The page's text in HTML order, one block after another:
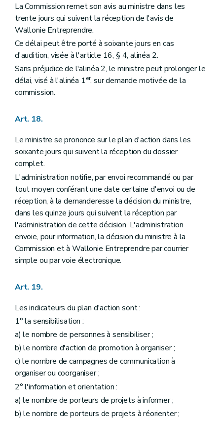
La Commission remet son avis au ministre dans les
trente jours qui suivent la réception de l'avis de
Wallonie Entreprendre.
Ce délai peut être porté à soixante jours en cas
d'audition, visée à l'article 16, § 4, alinéa 2.
Sans préjudice de l'alinéa 2, le ministre peut prolonger le
délai, visé à l'alinéa 1er, sur demande motivée de la
commission.
Art. 18.
Le ministre se prononce sur le plan d'action dans les
soixante jours qui suivent la réception du dossier
complet.
L'administration notifie, par envoi recommandé ou par
tout moyen conférant une date certaine d'envoi ou de
réception, à la demanderesse la décision du ministre,
dans les quinze jours qui suivent la réception par
l'administration de cette décision. L'administration
envoie, pour information, la décision du ministre à la
Commission et à Wallonie Entreprendre par courrier
simple ou par voie électronique.
Art. 19.
Les indicateurs du plan d'action sont :
1° la sensibilisation :
a) le nombre de personnes à sensibiliser ;
b) le nombre d'action de promotion à organiser ;
c) le nombre de campagnes de communication à
organiser ou coorganiser ;
2° l'information et orientation :
a) le nombre de porteurs de projets à informer ;
b) le nombre de porteurs de projets à réorienter ;